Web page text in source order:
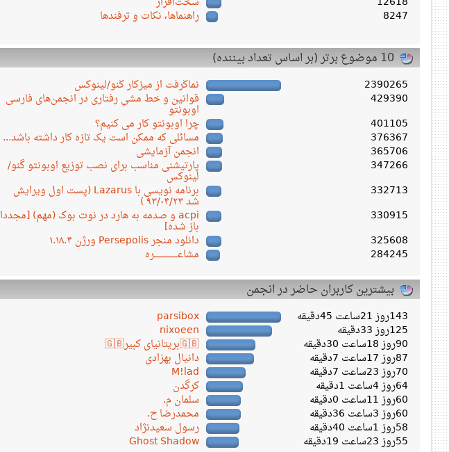
راهنماها، نکات و ترفندها 8247
10 موضوع برتر (بر اساس تعداد بیننده)
نماگرفت از میزکار گنو/لینوکس 2390265
قوانین و خط مشیِ رفتاری در انجمن‌های فارسی
اوبونتو
429390
چرا اوبونتو کار می کنیم؟
401105
مسائلی که ممکن است یک تازه کار داشته باشد... 376367
انجمن آزمایشی 365706
پارتیشنی مناسب برای نصب توزیع اوبونتو گنو/
لینوکس
347266
برنامه نویسی با Lazarus (پست اول ویرایش
شد ۹۳/۰۴/۲۳ )
332713
acpi و صدمه به هارد در نوت بوک (مهم) [مجددا
باز شده]
330915
دانلود منجر Persepolis ورژن ۱.۱۸.۴
325608
مشاعـــــــــــــــــره 284245
بیشترین کاربران حاضر در انجمن
parsibox 143روز 21ساعت 45دقیقه
nixoeen 125روز 33دقیقه
🇬🇧بریتانیای کبیر🇬🇧 90روز 18ساعت 30دقیقه
دانیال بهزادی 87روز 17ساعت 7دقیقه
M!lad 70روز 23ساعت 7دقیقه
کرگدن 64روز 4ساعت 1دقیقه
سلمان م. 60روز 11ساعت 0دقیقه
محمدرضا ح. 60روز 3ساعت 36دقیقه
رسول سعیدنژاد 58روز 1ساعت 40دقیقه
Ghost Shadow 55روز 23ساعت 19دقیقه